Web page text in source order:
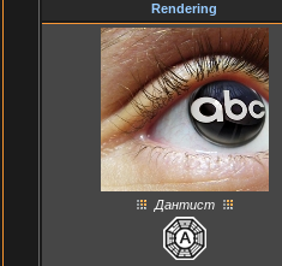
Rendering
Дантист